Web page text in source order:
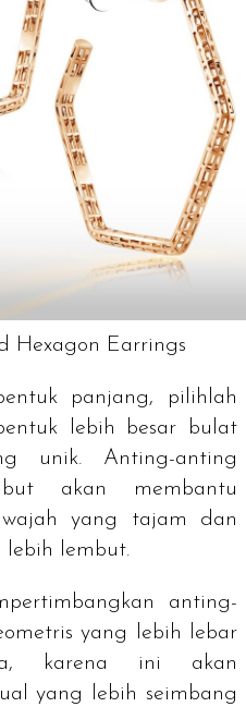
Hexagon Earrings
panjang, pilihlah
lebih besar bulat
unik. Anting-anting
akan membantu
yang tajam dan
lebih lembut.
anting-
yang lebih lebar
karena ini akan
yang lebih seimbang